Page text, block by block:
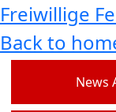
Freiwillige
Back to
News